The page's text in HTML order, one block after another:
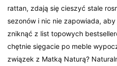
rattan, zdają się cieszyć stale
sezonów i nic nie zapowiada,
zniknąć z list topowych
chętnie sięgacie po meble
związek z Matką Naturą?